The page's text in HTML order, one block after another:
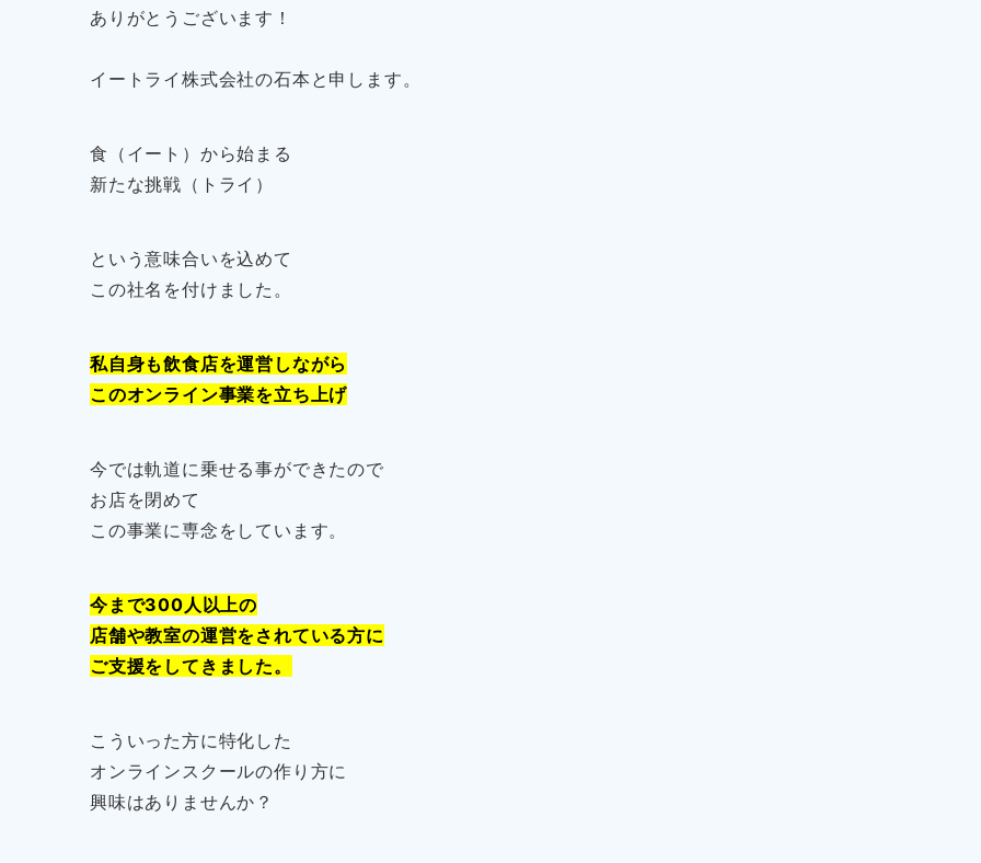
ありがとうございます！
イートライ株式会社の石本と申します。
食（イート）から始まる
新たな挑戦（トライ）
という意味合いを込めて
この社名を付けました。
私自身も飲食店を運営しながら
このオンライン事業を立ち上げ
今では軌道に乗せる事ができたので
お店を閉めて
この事業に専念をしています。
今まで300人以上の
店舗や教室の運営をされている方に
ご支援をしてきました。
こういった方に特化した
オンラインスクールの作り方に
興味はありませんか？